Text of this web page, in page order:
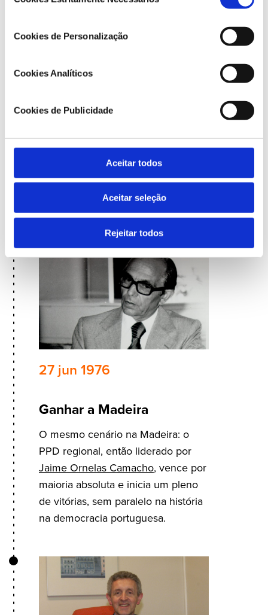
Cookies de Personalização
Cookies Analíticos
Cookies de Publicidade
Aceitar todos
Aceitar seleção
Rejeitar todos
25 abr 1976
Legislativas
É eleito o I Governo Constitucional.
O PPD elege 73 deputados e o PS
vence o escrutínio.
27 jun 1976
Ganhar a Madeira
O mesmo cenário na Madeira: o
PPD regional, então liderado por
Jaime Ornelas Camacho, vence por
maioria absoluta e inicia um pleno
de vitórias, sem paralelo na história
na democracia portuguesa.